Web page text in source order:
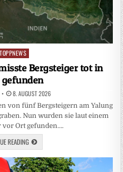
TOPPNEWS
Bergsteiger tot in
gefunden
8. AUGUST 2026
von fünf Bergsteigern am Yalung
Nun wurden sie laut einem
vor Ort gefunden….
READING